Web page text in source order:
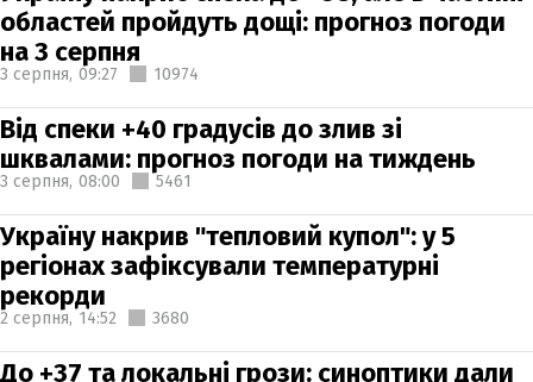
областей пройдуть дощі: прогноз погоди
на 3 серпня
3 серпня, 09:27 10974
Від спеки +40 градусів до злив зі
шквалами: прогноз погоди на тиждень
3 серпня, 08:00 5461
Україну накрив "тепловий купол": у 5
регіонах зафіксували температурні
рекорди
2 серпня, 14:52 3680
До +37 та локальні грози: синоптики дали